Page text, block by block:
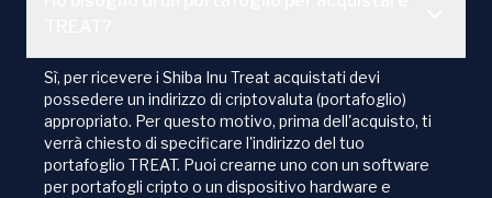
Sì, per ricevere i Shiba Inu Treat acquistati devi
possedere un indirizzo di criptovaluta (portafoglio)
appropriato. Per questo motivo, prima dell'acquisto, ti
verrà chiesto di specificare l'indirizzo del tuo
portafoglio TREAT. Puoi crearne uno con un software
per portafogli cripto o un dispositivo hardware e